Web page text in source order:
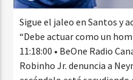
Sigue el jaleo en Santos y
“Debe actuar como un
11:18:00 • BeOne Radio
Robinho Jr. denuncia a